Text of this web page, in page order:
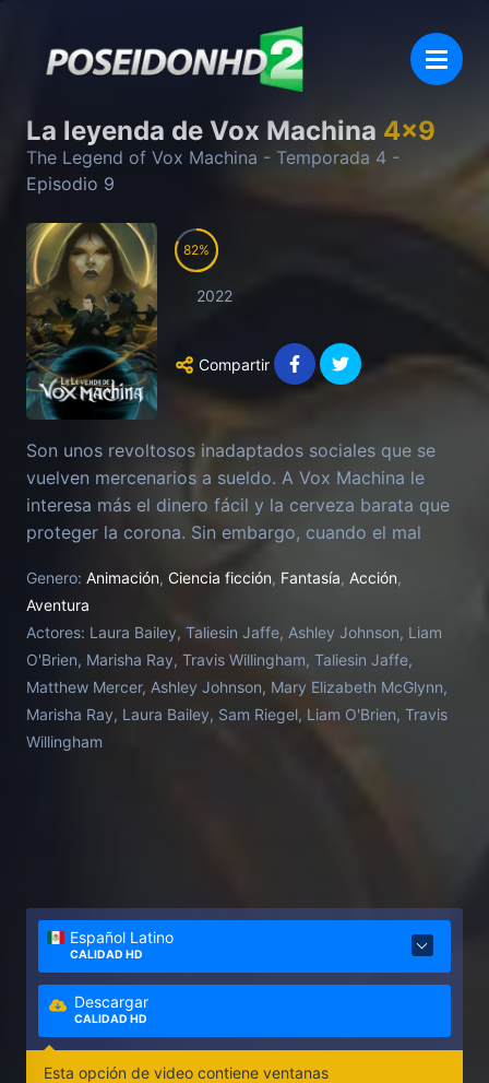
La leyenda de Vox Machina 4x9
The Legend of Vox Machina - Temporada 4 -
Episodio 9
82
2022
Compartir
Son unos revoltosos inadaptados sociales que se
vuelven mercenarios a sueldo. A Vox Machina le
interesa más el dinero fácil y la cerveza barata que
proteger la corona. Sin embargo, cuando el mal
cuenta de que solo ellos pueden restaurar la justicia.
Lo que comenzó como otro día de trabajo es ahora
la historia detrás de los nuevos héroes de Exandria.
Genero: Animación, Ciencia ficción, Fantasía, Acción,
Aventura
Actores: Laura Bailey, Taliesin Jaffe, Ashley Johnson, Liam
O'Brien, Marisha Ray, Travis Willingham, Taliesin Jaffe,
Matthew Mercer, Ashley Johnson, Mary Elizabeth McGlynn,
Marisha Ray, Laura Bailey, Sam Riegel, Liam O'Brien, Travis
Willingham
Español Latino
CALIDAD HD
Descargar
CALIDAD HD
Esta opción de video contiene ventanas